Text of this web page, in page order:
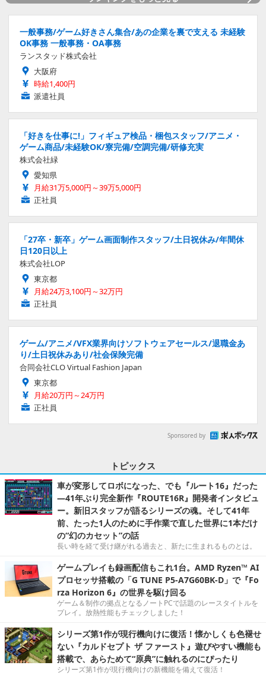
一般事務/ゲーム好きさん集合/あの企業を裏で支える 未経験
OK事務 一般事務・OA事務
ランスタッド株式会社
大阪府
時給1,400円
派遣社員
「好きを仕事に!」フィギュア検品・梱包スタッフ/アニメ・
ゲーム商品/未経験OK/寮完備/空調完備/研修充実
株式会社緑
愛知県
月給31万5,000円～39万5,000円
正社員
「27卒・新卒」ゲーム画面制作スタッフ/土日祝休み/年間休
日120日以上
株式会社LOP
東京都
月給24万3,100円～32万円
正社員
ゲーム/アニメ/VFX業界向けソフトウェアセールス/退職金あ
り/土日祝休みあり/社会保険完備
合同会社CLO Virtual Fashion Japan
東京都
月給20万円～24万円
正社員
Sponsored by
トピックス
車が変形してロボになった、でも『ルート16』だった
―41年ぶり完全新作『ROUTE16R』開発者インタビュ
ー。新旧スタッフが語るシリーズの魂。そして41年
前、たった1人のために手作業で直した世界に1本だけ
の“幻のカセット”の話
長い時を経て受け継がれる過去と、新たに生まれるものとは。
ゲームプレイも録画配信もこれ1台。AMD Ryzen™ AI
プロセッサ搭載の「G TUNE P5-A7G60BK-D」で『Fo
rza Horizon 6』の世界を駆け回る
ゲーム＆制作の拠点となるノートPCで話題のレースタイトルを
プレイ。放熱性能もチェックしました！
シリーズ第1作が現行機向けに復活！懐かしくも色褪せ
ない『カルドセプト ザ ファースト』遊びやすい機能も
搭載で、あらためて“原典”に触れるのにぴったり
シリーズ第1作が現行機向けの新機能を備えて復活！